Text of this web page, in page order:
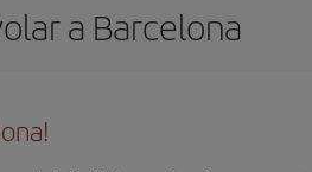
a Barcelona